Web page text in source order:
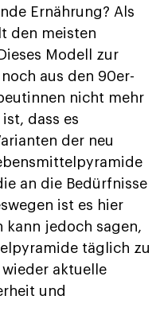
Ernährung? Als
den meisten
Modell zur
aus den 90er-
nicht mehr
dass es
der neu
an die Bedürfnisse
ist es hier
kann jedoch sagen,
täglich zu
aktuelle
und